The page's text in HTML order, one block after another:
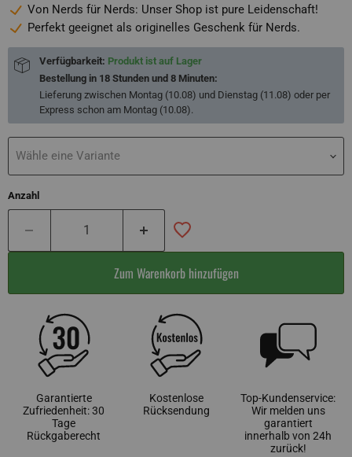
Von Nerds für Nerds: Unser Shop ist pure Leidenschaft!
Perfekt geeignet als originelles Geschenk für Nerds.
Verfügbarkeit: Produkt ist auf Lager
Bestellung in 18 Stunden und 8 Minuten:
Lieferung zwischen Montag (10.08) und Dienstag (11.08) oder per
Express schon am Montag (10.08).
Wähle eine Variante
Anzahl
Zum Warenkorb hinzufügen
Garantierte
Zufriedenheit: 30
Tage
Rückgaberecht
Kostenlose
Rücksendung
Top-Kundenservice:
Wir melden uns
garantiert
innerhalb von 24h
zurück!